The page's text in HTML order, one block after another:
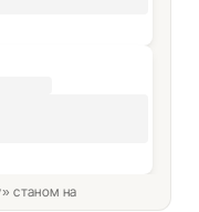
станом на